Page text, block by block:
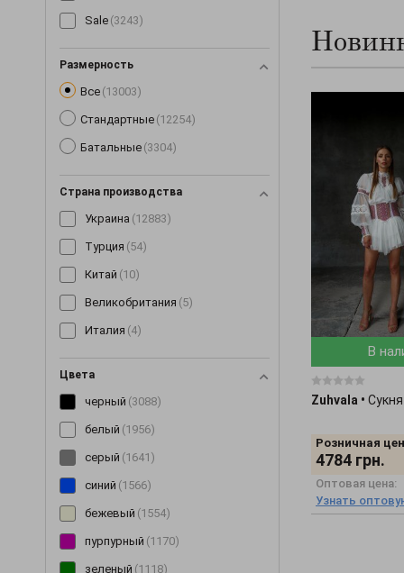
Кепки(190)
Комбинезоны
Комплекты(268)
Корсеты(63)
Костюмы(1489)
Майки
Маски (12)
Митенки (4)
Накидки (15)
Нижнее белье
Очки(9)
Пальто (198)
Парки(19)
Sale (3243)
Размерность
Все (13003)
Стандартные (12254)
Батальные (3304)
Страна производства
Украина (12883)
Турция (54)
Китай (10)
Великобритания (5)
Италия (4)
Цвета
черный (3088)
белый (1956)
серый (1641)
синий (1566)
бежевый (1554)
пурпурный (1170)
зеленый (1118)
В
Zuhvala •
Розничная
4784 грн.
Оптовая цена:
Узнать